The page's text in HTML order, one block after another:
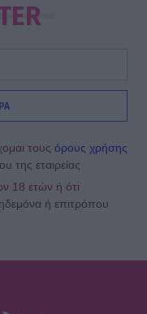
τους όρους χρήσης
της εταιρείας
18 ετών ή ότι
ή επιτρόπου